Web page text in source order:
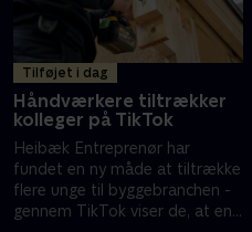
Tilføjet i dag
Håndværkere tiltrækker
kolleger på TikTok
Heibæk Entreprenør har
fundet en ny måde at tiltrække
flere unge til byggebranchen -
gennem TikTok viser de, at en